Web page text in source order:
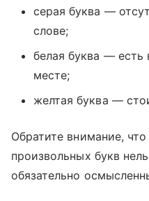
серая буква —
слове;
белая буква — есть
месте;
желтая буква —
Обратите внимание,
произвольных букв
обязательно